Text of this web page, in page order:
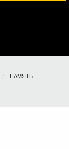
ПАМЯТЬ